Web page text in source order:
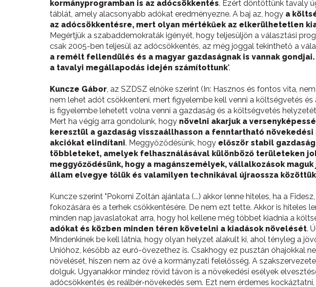
kormányprogramban is az adócsökkentés. Ezért döntöttünk tavaly
táblát, amely alacsonyabb adókat eredményezne. A baj az, hogy a
az adócsökkentésre, mert olyan mértékűek az elkerülhetetlen
Megértjük a szabaddemokraták igényét, hogy teljesüljön a választási
csak 2005-ben teljesül az adócsökkentés, az még joggal tekinthető a
a remélt fellendülés és a magyar gazdaságnak is vannak
a tavalyi megállapodás idején számítottunk".
Kuncze Gábor, az SZDSZ elnöke szerint (In: Hasznos és fontos vita,
nem lehet adót csökkenteni, mert figyelembe kell venni a költségvetés
is figyelembe lehetett volna venni a gazdaság és a költségvetés
Mert ha végig arra gondolunk, hogy növelni akarjuk a
keresztül a gazdaság visszaállhasson a fenntartható
akciókat elindítani. Meggyőződésünk, hogy először stabil
többleteket, amelyek felhasználásával különböző területeken
meggyőződésünk, hogy a magánszemélyek, vállalkozások
állam elvegye tőlük és valamilyen technikával újraossza
Kuncze szerint "Pokorni Zoltán ajánlata (...) akkor lenne hiteles, ha a
fokozására és a terhek csökkentésére. De nem ezt tette. Akkor is
minden nap javaslatokat arra, hogy hol kellene még többet kiadnia a
adókat és közben minden téren követelni a kiadások növelését.
Mindenkinek be kell látnia, hogy olyan helyzet alakult ki, ahol tényleg a
Unióhoz, később az euró-övezethez is. Csakhogy ez pusztán óhajokkal
növelését, hiszen nem az övé a kormányzati felelősség. A
dolguk. Ugyanakkor mindez rövid távon is a növekedési esélyek
adócsökkentés és reálbér-növekedés sem. Ezt nem érdemes